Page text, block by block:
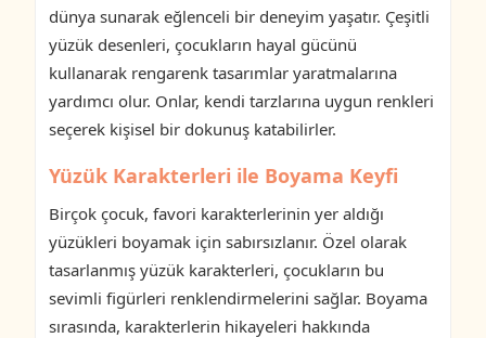
dünya sunarak eğlenceli bir deneyim yaşatır. Çeşitli
yüzük desenleri, çocukların hayal gücünü
kullanarak rengarenk tasarımlar yaratmalarına
yardımcı olur. Onlar, kendi tarzlarına uygun renkleri
seçerek kişisel bir dokunuş katabilirler.
Yüzük Karakterleri ile Boyama Keyfi
Birçok çocuk, favori karakterlerinin yer aldığı
yüzükleri boyamak için sabırsızlanır. Özel olarak
tasarlanmış yüzük karakterleri, çocukların bu
sevimli figürleri renklendirmelerini sağlar. Boyama
sırasında, karakterlerin hikayeleri hakkında